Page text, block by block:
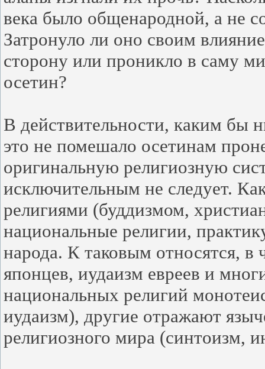
века было общенародной, а не
Затронуло ли оно своим
сторону или проникло в саму
осетин?
В действительности, каким бы
это не помешало осетинам
оригинальную религиозную
исключительным не следует.
религиями (буддизмом,
национальные религии,
народа. К таковым относятся, в
японцев, иудаизм евреев и
национальных религий
иудаизм), другие отражают
религиозного мира (синтоизм,